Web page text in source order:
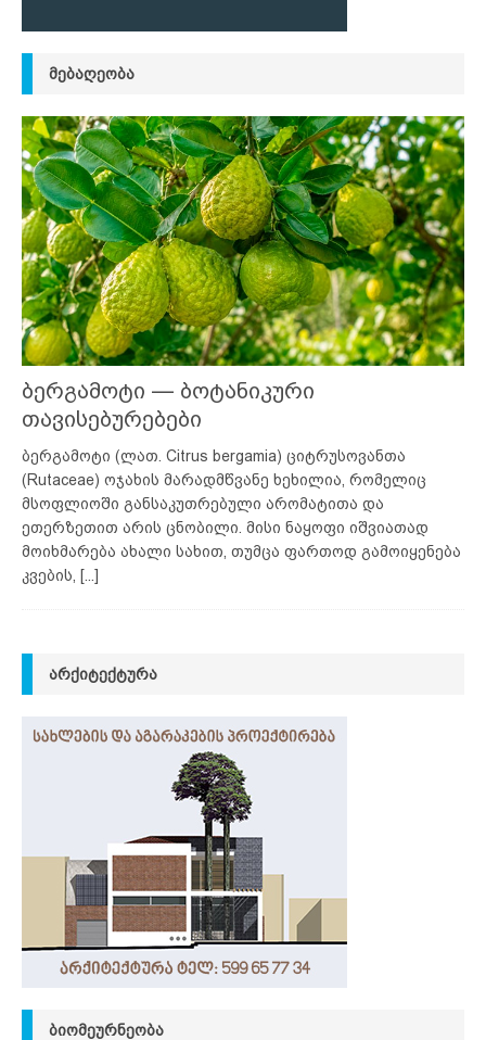
ᲛᲔᲑᲐᲦᲔᲝᲑᲐ
ბერგამოტი — ბოტანიკური
თავისებურებები
ბერგამოტი (ლათ. Citrus bergamia) ციტრუსოვანთა
(Rutaceae) ოჯახის მარადმწვანე ხეხილია, რომელიც
მსოფლიოში განსაკუთრებული არომატითა და
ეთერზეთით არის ცნობილი. მისი ნაყოფი იშვიათად
მოიხმარება ახალი სახით, თუმცა ფართოდ გამოიყენება
კვების,
[...]
ᲐᲠᲥᲘᲢᲔᲥᲢᲣᲠᲐ
ᲑᲘᲝᲛᲔᲣᲠᲜᲔᲝᲑᲐ